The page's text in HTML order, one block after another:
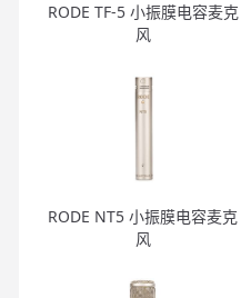
RODE TF-5 小振膜电容麦克
风
RODE NT5 小振膜电容麦克
风